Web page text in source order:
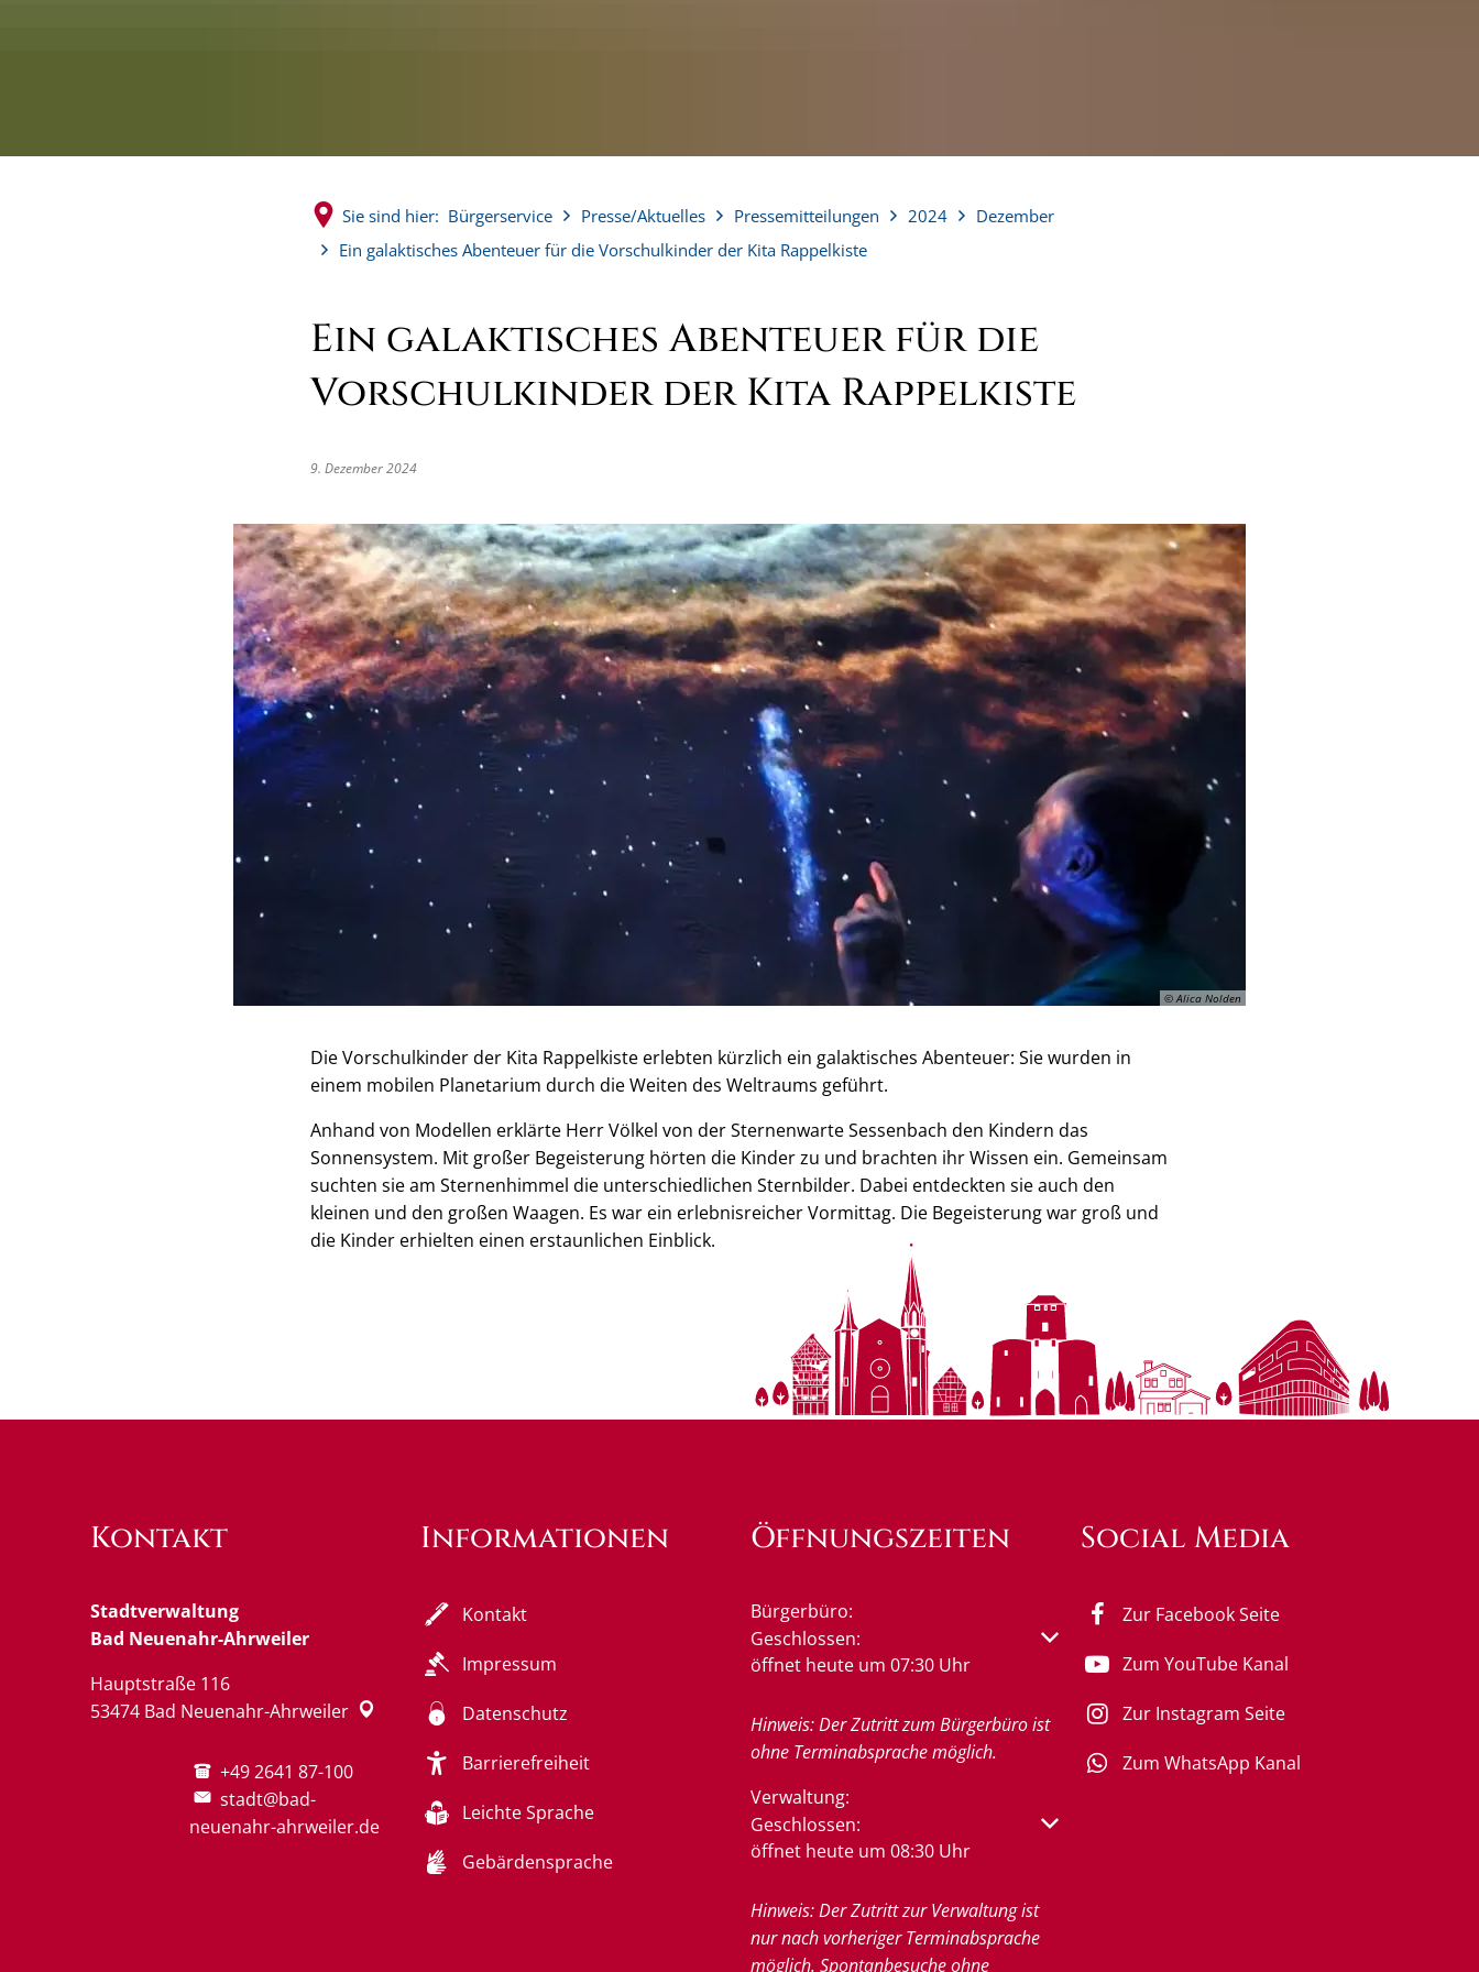
Sie sind hier: Bürgerservice Presse/Aktuelles Pressemitteilungen 2024
Dezember
Ein galaktisches Abenteuer für die Vorschulkinder der Kita Rappelkiste
Ein galaktisches Abenteuer für die
Vorschulkinder der Kita Rappelkiste
9. Dezember 2024
© Alica Nolden
Die Vorschulkinder der Kita Rappelkiste erlebten kürzlich ein galaktisches Abenteuer: Sie wurden in
einem mobilen Planetarium durch die Weiten des Weltraums geführt.
Anhand von Modellen erklärte Herr Völkel von der Sternenwarte Sessenbach den Kindern das
Sonnensystem. Mit großer Begeisterung hörten die Kinder zu und brachten ihr Wissen ein. Gemeinsam
suchten sie am Sternenhimmel die unterschiedlichen Sternbilder. Dabei entdeckten sie auch den
kleinen und den großen Waagen. Es war ein erlebnisreicher Vormittag. Die Begeisterung war groß und
die Kinder erhielten einen erstaunlichen Einblick.
Kontakt
Stadtverwaltung
Bad Neuenahr-Ahrweiler
Hauptstraße 116
53474 Bad Neuenahr-Ahrweiler
+49 2641 87-100
stadt@bad-
neuenahr-ahrweiler.de
Informationen
Kontakt
Impressum
Datenschutz
Barrierefreiheit
Leichte Sprache
Gebärdensprache
Öffnungszeiten
Bürgerbüro:
Klicken, um weitere Öffnungs- oder Schließzeiten auszublenden
Geschlossen:
öffnet heute um 07:30 Uhr
Hinweis: Der Zutritt zum Bürgerbüro ist
ohne Terminabsprache möglich.
Verwaltung:
Klicken, um weitere Öffnungs- oder Schließzeiten auszublenden
Geschlossen:
öffnet heute um 08:30 Uhr
Hinweis: Der Zutritt zur Verwaltung ist
nur nach vorheriger Terminabsprache
möglich. Spontanbesuche ohne
Social Media
Zur Facebook Seite
Zum YouTube Kanal
Zur Instagram Seite
Zum WhatsApp Kanal